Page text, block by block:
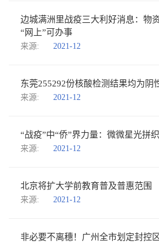
边城满洲里战疫三大利好消息：物
“网上”可办事
来源: 2021-12
东莞255292份核酸检测结果均为阴
来源: 2021-12
“战疫”中“侨”界力量：微微星光拼
来源: 2021-12
北京将扩大学前教育普及普惠范围
来源: 2021-12
非必要不离穗！广州全市划定封控